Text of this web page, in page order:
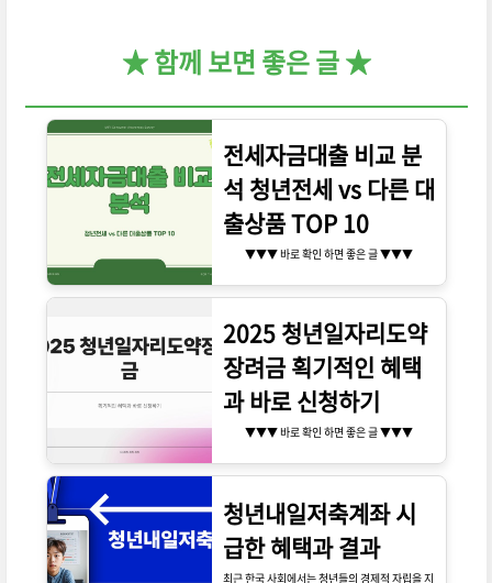
★ 함께 보면 좋은 글 ★
전세자금대출 비교 분
석 청년전세 vs 다른 대
출상품 TOP 10
▼▼▼ 바로 확인 하면 좋은 글 ▼▼▼
2025 청년일자리도약
장려금 획기적인 혜택
과 바로 신청하기
▼▼▼ 바로 확인 하면 좋은 글 ▼▼▼
청년내일저축계좌 시
급한 혜택과 결과
최근 한국 사회에서는 청년들의 경제적 자립을 지